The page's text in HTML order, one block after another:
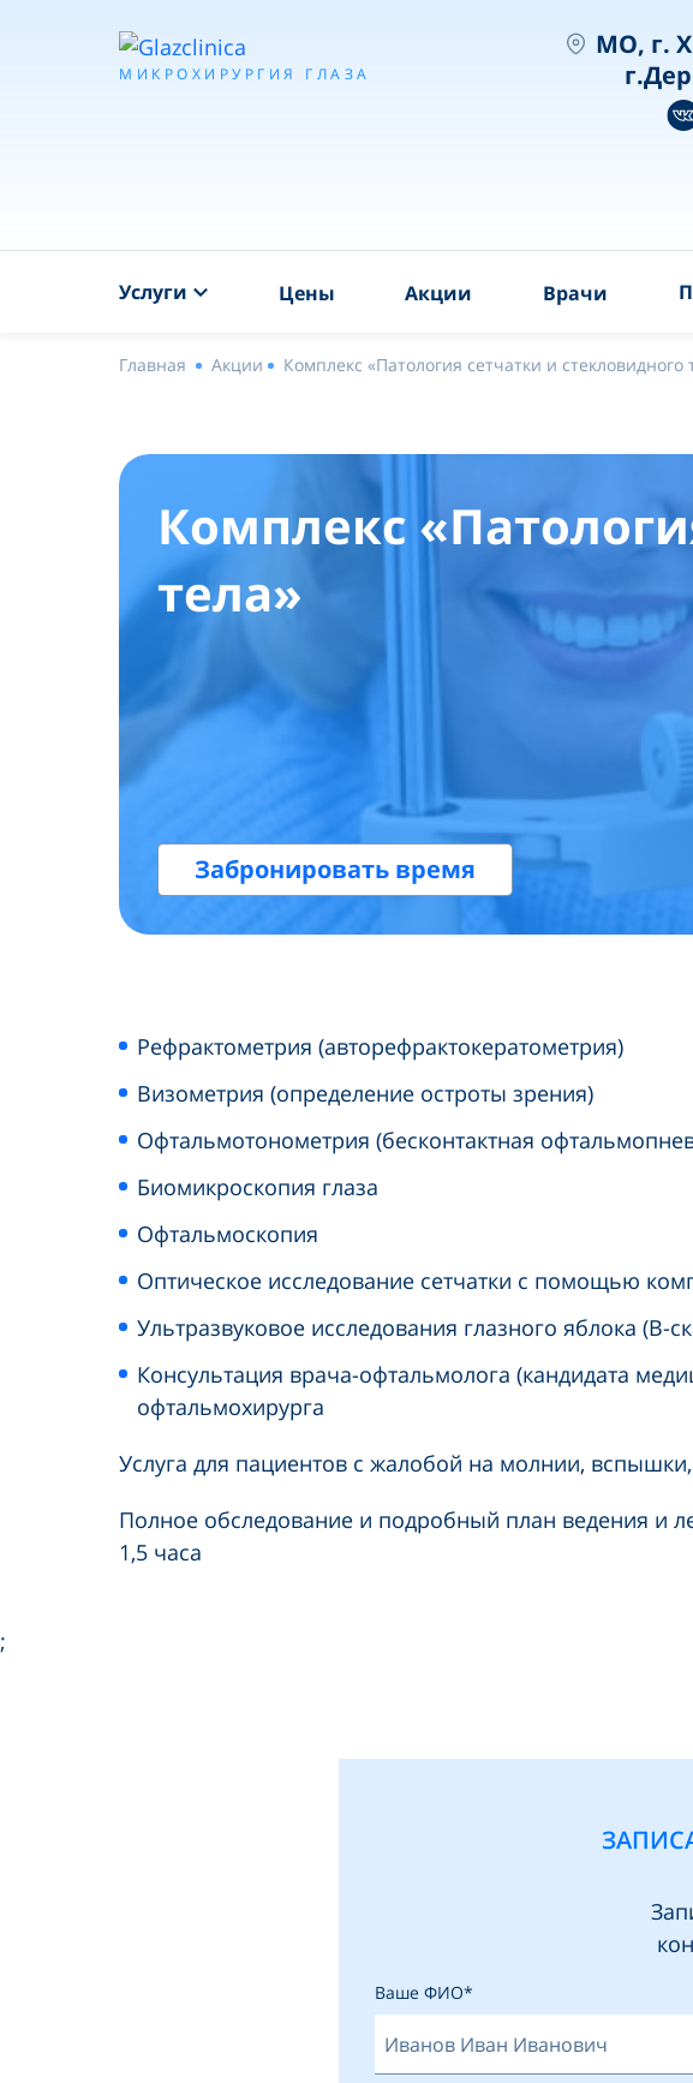
МИКРОХИРУРГИЯ ГЛАЗА
MO, г.
Услуги Цены Акции Врачи
Главная Акции Комплекс «Патология сетчатки и стекловидного
Комплекс
тела»
Забронировать время
Рефрактометрия (авторефрактокератометрия)
Визометрия (определение остроты зрения)
Офтальмотонометрия (бесконтактная
Биомикроскопия глаза
Офтальмоскопия
Оптическое исследование сетчатки с помощью
Ультразвуковое исследования глазного яблока (В-
Консультация врача-офтальмолога (кандидата
офтальмохирурга
Услуга для пациентов с жалобой на молнии,
Полное обследование и подробный план ведения и
1,5 часа
;
Ваше ФИО*